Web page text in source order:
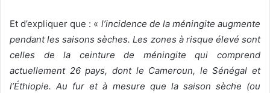
Et d’expliquer que : « l’incidence de la méningite augmente
pendant les saisons sèches. Les zones à risque élevé sont
celles de la ceinture de méningite qui comprend
actuellement 26 pays, dont le Cameroun, le Sénégal et
l’Éthiopie. Au fur et à mesure que la saison sèche (ou